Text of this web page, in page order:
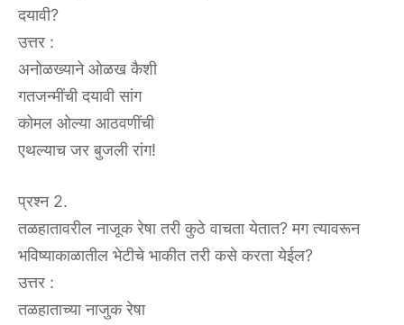
दयावी?
उत्तर :
अनोळख्याने ओळख कैशी
गतजन्मींची दयावी सांग
कोमल ओल्या आठवणींची
एथल्याच जर बुजली रांग!
प्रश्न 2.
तळहातावरील नाजूक रेषा तरी कुठे वाचता येतात? मग त्यावरून
भविष्याकाळातील भेटीचे भाकीत तरी कसे करता येईल?
उत्तर :
तळहाताच्या नाजुक रेषा